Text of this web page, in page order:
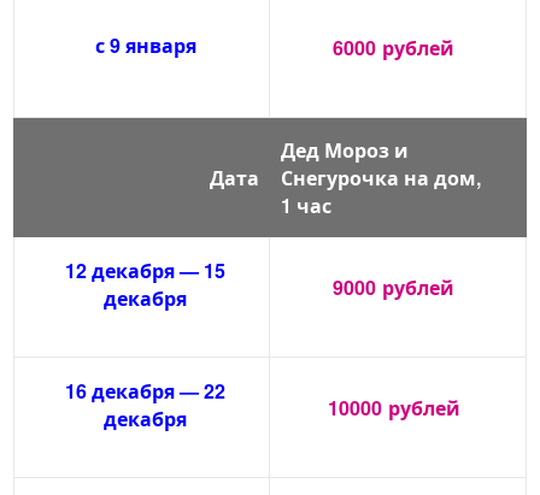
с 9 января 6000 рублей
Дата
Дед Мороз и
Снегурочка на дом,
1 час
12 декабря — 15
декабря
9000 рублей
16 декабря — 22
декабря
10000 рублей